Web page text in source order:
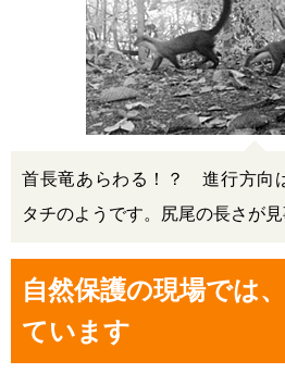
首長竜あらわる！？ 進行方向
タチのようです。尻尾の長さが
自然保護の現場では
ています